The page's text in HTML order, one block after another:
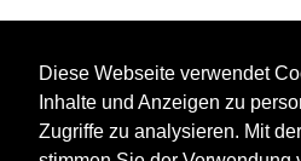
Diese Webseite verwendet
Inhalte und Anzeigen zu
Zugriffe zu analysieren. Mit